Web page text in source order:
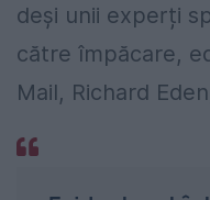
deși unii experți
către împăcare,
Mail, Richard